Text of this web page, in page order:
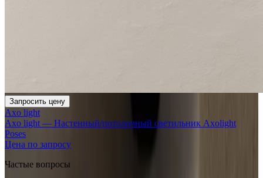
Запросить цену
Axo light
Axo light — Настенный/потолочный светильник Axolight
Poses
Цена по запросу
Частые вопросы